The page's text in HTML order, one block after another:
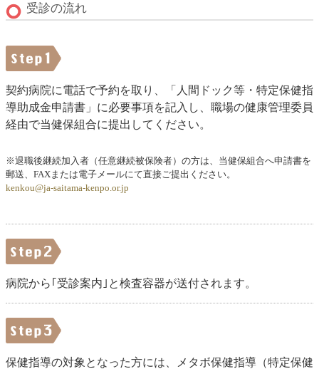
受診の流れ
契約病院に電話で予約を取り、「人間ドック等・特定保健指
導助成金申請書」に必要事項を記入し、職場の健康管理委員
経由で当健保組合に提出してください。
※退職後継続加入者（任意継続被保険者）の方は、当健保組合へ申請書を
郵送、FAXまたは電子メールにて直接ご提出ください。
kenkou@ja-saitama-kenpo.or.jp
病院から｢受診案内｣と検査容器が送付されます。
保健指導の対象となった方には、メタボ保健指導（特定保健